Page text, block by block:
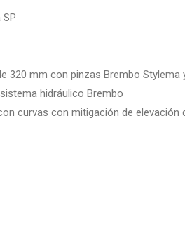
320 mm con pinzas Brembo Stylema
hidráulico Brembo
curvas con mitigación de elevación